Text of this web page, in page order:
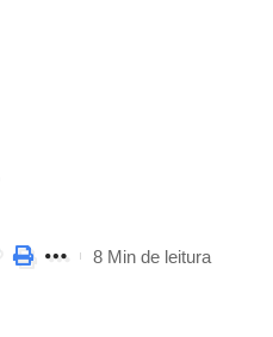
8 Min de leitura